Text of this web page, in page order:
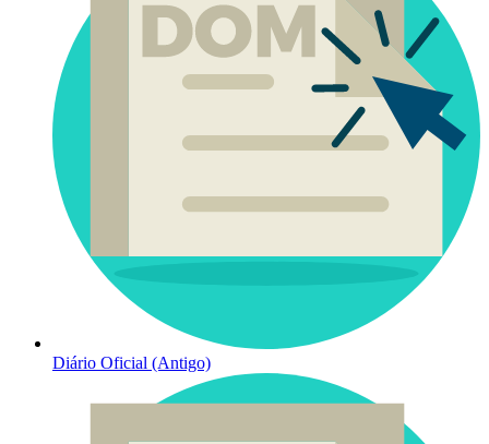
Diário Oficial (Antigo)